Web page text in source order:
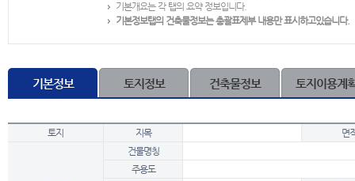
기본개요는 각 탭의 요약 정보입니다.
기본정보탭의 건축물정보는 총괄표제부 내용만 표시하고있습니다.
기본정보 토지정보 건축물정보 토지이용계
토지 지목 면
건물명칭
주용도